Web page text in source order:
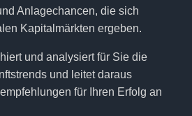
Anlagechancen, die sich
Kapitalmärkten ergeben.
und analysiert für Sie die
und leitet daraus
für Ihren Erfolg an